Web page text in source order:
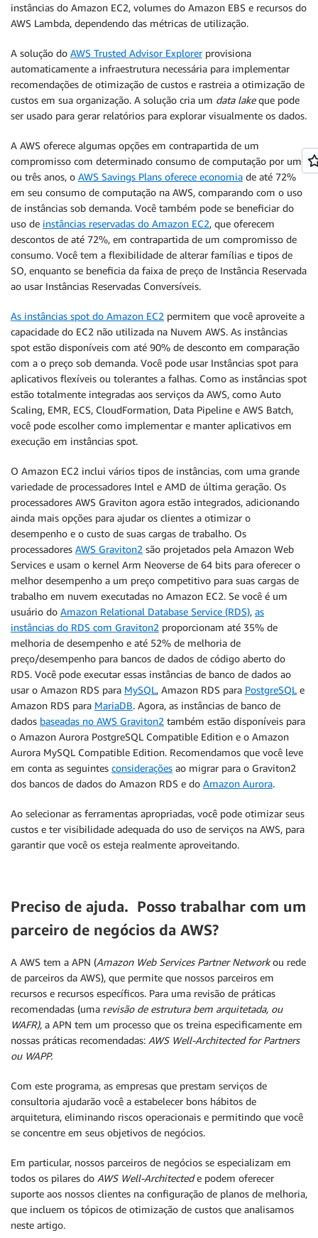
instâncias do Amazon EC2, volumes do Amazon EBS e recursos do
AWS Lambda, dependendo das métricas de utilização.
A solução do AWS Trusted Advisor Explorerprovisiona
automaticamente a infraestrutura necessária para implementar
recomendações de otimização de custos e rastreia a otimização de
custos em sua organização. A solução cria um data lakeque pode
ser usado para gerar relatórios para explorar visualmente os dados.
A AWS oferece algumas opções em contrapartida de um
compromisso com determinado consumo de computação por um
ou três anos, o AWS Savings Plans oferece economia de até 72%
em seu consumo de computação na AWS, comparando com o uso
de instâncias sob demanda. Você também pode se beneficiar do
uso de instâncias reservadas do Amazon EC2, que oferecem
descontos de até 72%, em contrapartida de um compromisso de
consumo. Você tem a flexibilidade de alterar famílias e tipos de
SO, enquanto se beneficia da faixa de preço de Instância Reservada
ao usar Instâncias Reservadas Conversíveis.
As instâncias spot do Amazon EC2 permitem que você aproveite a
capacidade do EC2 não utilizada na Nuvem AWS. As instâncias
spot estão disponíveis com até 90% de desconto em comparação
com a o preço sob demanda. Você pode usar Instâncias spot para
aplicativos flexíveis ou tolerantes a falhas. Como as instâncias spot
estão totalmente integradas aos serviços da AWS, como Auto
Scaling, EMR, ECS, CloudFormation, Data Pipeline e AWS Batch,
você pode escolher como implementar e manter aplicativos em
execução em instâncias spot.
O Amazon EC2 inclui vários tipos de instâncias, com uma grande
variedade de processadores Intel e AMD de última geração. Os
processadores AWS Graviton agora estão integrados, adicionando
ainda mais opções para ajudar os clientes a otimizar o
desempenho e o custo de suas cargas de trabalho. Os
processadores AWS Graviton2 são projetados pela Amazon Web
Services e usam o kernel Arm Neoverse de 64 bits para oferecer o
melhor desempenho a um preço competitivo para suas cargas de
trabalho em nuvem executadas no Amazon EC2. Se você é um
usuário do Amazon Relational Database Service (RDS), as
instâncias do RDS com Graviton2 proporcionam até 35% de
melhoria de desempenho e até 52% de melhoria de
preço/desempenho para bancos de dados de código aberto do
RDS. Você pode executar essas instâncias de banco de dados ao
usar o Amazon RDS para MySQL, Amazon RDS para PostgreSQL e
Amazon RDS para MariaDB. Agora, as instâncias de banco de
dados baseadas no AWS Graviton2 também estão disponíveis para
o Amazon Aurora PostgreSQL Compatible Edition e o Amazon
Aurora MySQL Compatible Edition. Recomendamos que você leve
em conta as seguintes considerações ao migrar para o Graviton2
dos bancos de dados do Amazon RDS e do Amazon Aurora.
Ao selecionar as ferramentas apropriadas, você pode otimizar seus
custos e ter visibilidade adequada do uso de serviços na AWS, para
garantir que você os esteja realmente aproveitando.
Preciso de ajuda. Posso trabalhar com um
parceiro de negócios da AWS?
A AWS tem a APN (Amazon Web Services Partner Networkou rede
de parceiros da AWS), que permite que nossos parceiros em
recursos e recursos específicos. Para uma revisão de práticas
recomendadas (uma revisão de estrutura bem arquitetada, ou
WAFR), a APN tem um processo que os treina especificamente em
nossas práticas recomendadas: AWS Well-Architected for Partners
ou WAPP.
Com este programa, as empresas que prestam serviços de
consultoria ajudarão você a estabelecer bons hábitos de
arquitetura, eliminando riscos operacionais e permitindo que você
se concentre em seus objetivos de negócios.
Em particular, nossos parceiros de negócios se especializam em
todos os pilares do AWS Well-Architectede podem oferecer
suporte aos nossos clientes na configuração de planos de melhoria,
que incluem os tópicos de otimização de custos que analisamos
neste artigo.